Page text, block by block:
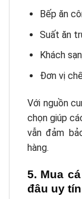
Bếp ăn
Suất ăn
Khách
Đơn vị
Với nguồn
chọn giúp
vẫn đảm
hàng.
5. Mua
đâu uy